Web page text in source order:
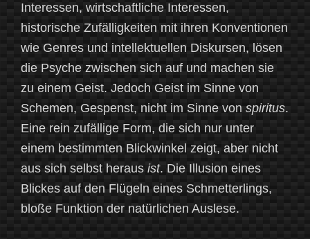
Interessen, wirtschaftliche Interessen,
historische Zufälligkeiten mit ihren Konventionen
wie Genres und intellektuellen Diskursen, lösen
die Psyche zwischen sich auf und machen sie
zu einem Geist. Jedoch Geist im Sinne von
Schemen, Gespenst, nicht im Sinne von spiritus.
Eine rein zufällige Form, die sich nur unter
einem bestimmten Blickwinkel zeigt, aber nicht
aus sich selbst heraus ist. Die Illusion eines
Blickes auf den Flügeln eines Schmetterlings,
bloße Funktion der natürlichen Auslese.